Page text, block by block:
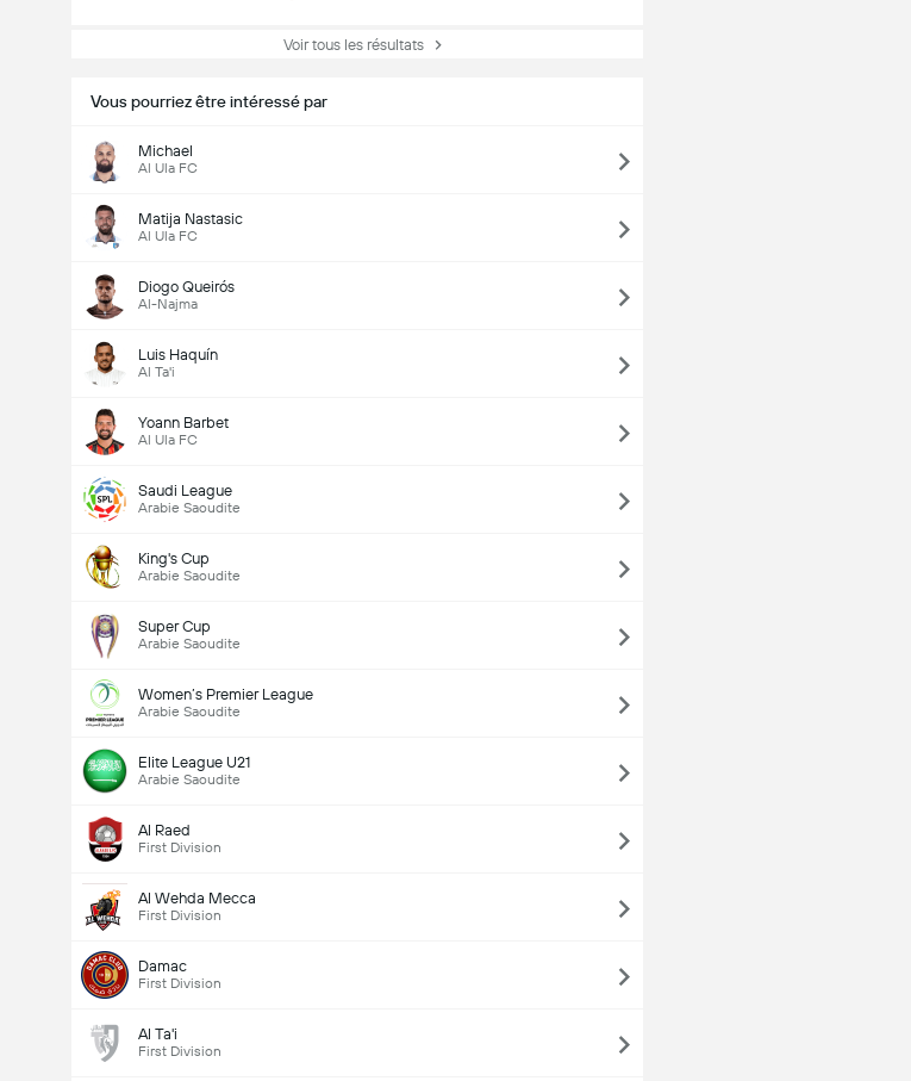
Voir tous les résultats
Vous pourriez être intéressé par
Michael
Al Ula FC
Matija Nastasic
Al Ula FC
Diogo Queirós
Al-Najma
Luis Haquín
Al Ta'i
Yoann Barbet
Al Ula FC
Saudi League
Arabie Saoudite
King's Cup
Arabie Saoudite
Super Cup
Arabie Saoudite
Women’s Premier League
Arabie Saoudite
Elite League U21
Arabie Saoudite
Al Raed
First Division
Al Wehda Mecca
First Division
Damac
First Division
Al Ta'i
First Division